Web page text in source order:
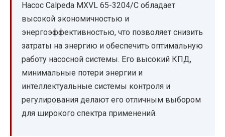
Насос Calpeda MXVL 65-3204/C обладает
высокой экономичностью и
энергоэффективностью, что позволяет снизить
затраты на энергию и обеспечить оптимальную
работу насосной системы. Его высокий КПД,
минимальные потери энергии и
интеллектуальные системы контроля и
регулирования делают его отличным выбором
для широкого спектра применений.